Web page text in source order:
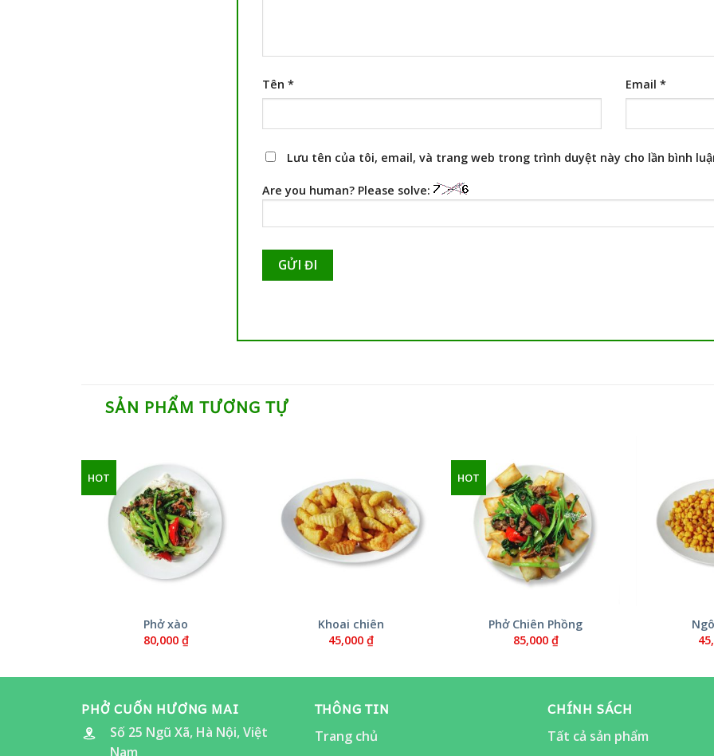
Tên * Email *
Lưu tên của tôi, email, và trang web trong trình duyệt này cho lần bình
Are you human? Please solve:
SẢN PHẨM TƯƠNG TỰ
HOT
Phở xào
80,000 ₫
Khoai chiên
45,000 ₫
HOT
Phở Chiên Phồng
85,000 ₫
PHỞ CUỐN HƯƠNG MAI
Số 25 Ngũ Xã, Hà Nội, Việt
Nam
THÔNG TIN
Trang chủ
CHÍNH SÁCH
Tất cả sản phẩm